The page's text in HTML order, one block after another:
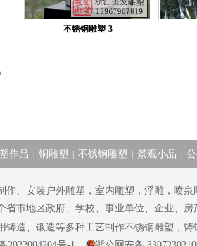
不锈钢雕塑-3
作品 铜雕塑 不锈钢雕塑 景观小品
作、安装户外雕塑，室内雕塑，浮雕，喷泉
省市地区政府、学校、事业单位、企业、
铸造、锻造等多种工艺制作不锈钢雕塑